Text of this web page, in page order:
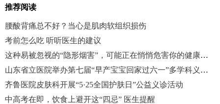
推荐阅读
腰酸背痛总不好？当心是肌肉软组织损伤
考前怎么吃 听听医生的建议
这种易被忽视的“隐形烟害”，可能正在悄悄危害你的健康！| 世界无烟日
山东省立医院举办第七届“早产宝宝回家过六一”多学科义诊活动
齐鲁医院皮肤科开展“5·25全国护肤日”公益义诊活动
中高考在即，饮食上避开这“四忌” 医生提醒